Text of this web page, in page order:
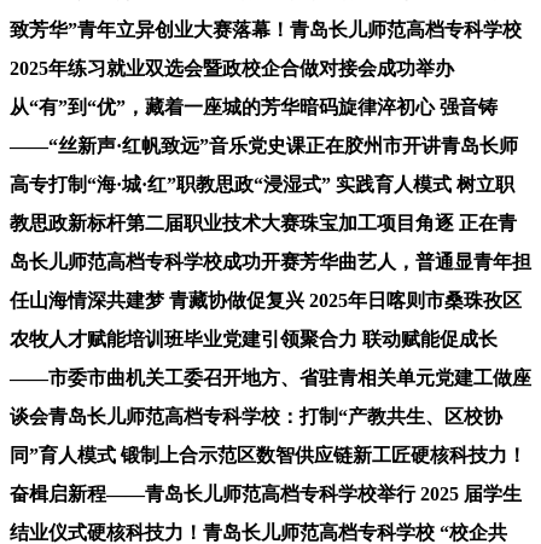
致芳华”青年立异创业大赛落幕！青岛长儿师范高档专科学校
2025年练习就业双选会暨政校企合做对接会成功举办
从“有”到“优”，藏着一座城的芳华暗码旋律淬初心 强音铸
——“丝新声·红帆致远”音乐党史课正在胶州市开讲青岛长师
高专打制“海·城·红”职教思政“浸湿式” 实践育人模式 树立职
教思政新标杆第二届职业技术大赛珠宝加工项目角逐 正在青
岛长儿师范高档专科学校成功开赛芳华曲艺人，普通显青年担
任山海情深共建梦 青藏协做促复兴 2025年日喀则市桑珠孜区
农牧人才赋能培训班毕业党建引领聚合力 联动赋能促成长
——市委市曲机关工委召开地方、省驻青相关单元党建工做座
谈会青岛长儿师范高档专科学校：打制“产教共生、区校协
同”育人模式 锻制上合示范区数智供应链新工匠硬核科技力！
奋楫启新程——青岛长儿师范高档专科学校举行 2025 届学生
结业仪式硬核科技力！青岛长儿师范高档专科学校 “校企共